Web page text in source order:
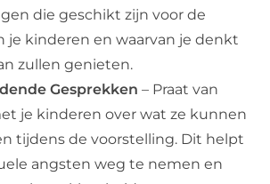
die geschikt zijn voor de
je kinderen en waarvan je denkt
zullen genieten.
Gesprekken – Praat van
je kinderen over wat ze kunnen
tijdens de voorstelling. Dit helpt
angsten weg te nemen en